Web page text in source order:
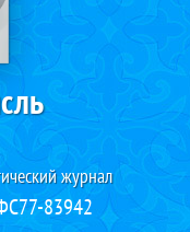
журнал
83942